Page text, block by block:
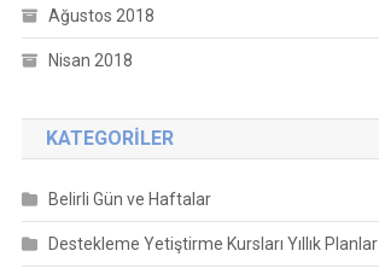
Ağustos 2018
Nisan 2018
KATEGORILER
Belirli Gün ve Haftalar
Destekleme Yetiştirme Kursları Yıllık Planlar